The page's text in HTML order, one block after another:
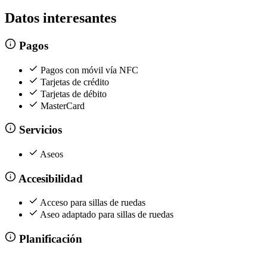
Datos interesantes
Pagos
Pagos con móvil vía NFC
Tarjetas de crédito
Tarjetas de débito
MasterCard
Servicios
Aseos
Accesibilidad
Acceso para sillas de ruedas
Aseo adaptado para sillas de ruedas
Planificación